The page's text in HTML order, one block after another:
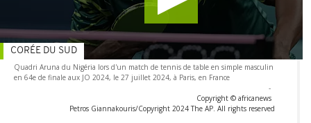
Quadri Aruna du Nigéria lors d'un match de tennis de table en simple masculin
en 64e de finale aux JO 2024, le 27 juillet 2024, à Paris, en France
-
Copyright © africanews
Petros Giannakouris/Copyright 2024 The AP. All rights reserved
CORÉE DU SUD